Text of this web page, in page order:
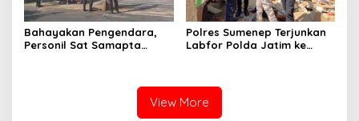
Bahayakan Pengendara,
Personil Sat Samapta
Polres Sumenep Terjunkan
Labfor Polda Jatim ke
View More